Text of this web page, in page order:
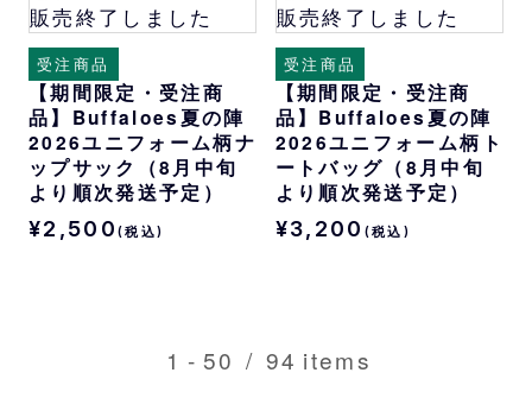
販売終了しました
受注商品
【期間限定・受注商
品】Buffaloes夏の陣
2026ユニフォーム柄ナ
ップサック（8月中旬
より順次発送予定）
¥2,500 (税込)
販売終了しました
受注商品
【期間限定・受注商
品】Buffaloes夏の陣
2026ユニフォーム柄ト
ートバッグ（8月中旬
より順次発送予定）
¥3,200 (税込)
1 - 50 / 94 items